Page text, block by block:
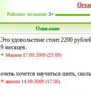
Рейтинг отзывов: 3+
Описание
Это удовольствие стоит 2200
9 месяцев.
+ Марина 17.09.2009 (23:09)
очень хочется научиться шить,
+ анжела 14.09.2009 (17:36)